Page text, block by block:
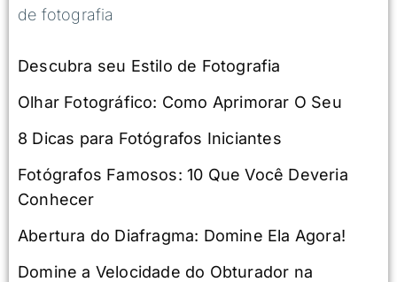
de fotografia
Descubra seu Estilo de Fotografia
Olhar Fotográfico: Como Aprimorar O Seu
8 Dicas para Fotógrafos Iniciantes
Fotógrafos Famosos: 10 Que Você Deveria
Conhecer
Abertura do Diafragma: Domine Ela Agora!
Domine a Velocidade do Obturador na